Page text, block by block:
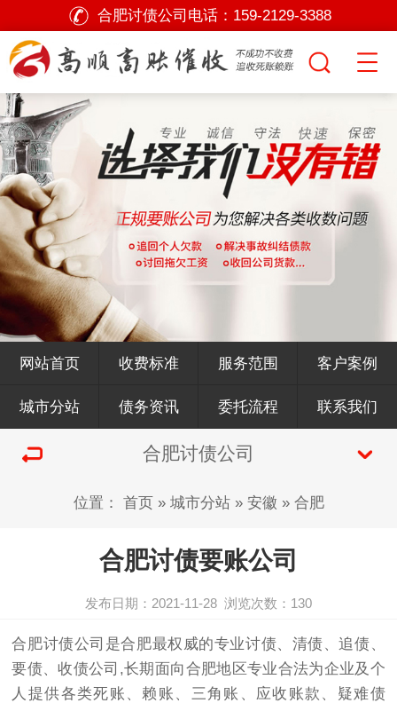
合肥讨债公司电话： 159-2129-3388
网站首页 收费标准 服务范围 客户案例
城市分站 债务资讯 委托流程 联系我们
合肥讨债公司
位置： 首页» 城市分站» 安徽 » 合肥
合肥讨债要账公司
发布日期：2021-11-28 浏览次数： 130
合肥讨债公司 是合肥最权威的专业讨债、清债、追债、
要债、收债公司,长期面向合肥地区专业合法为企业及个
人提供各类死账、赖账、三角账、应收账款、疑难债